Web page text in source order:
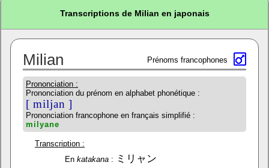
Transcriptions de Milian en japonais
Milian Prénoms francophones
Prononciation :
Prononciation du prénom en alphabet phonétique :
[ miljan ]
Prononciation francophone en français simplifié :
milyane
Transcription :
En katakana: ミリャン